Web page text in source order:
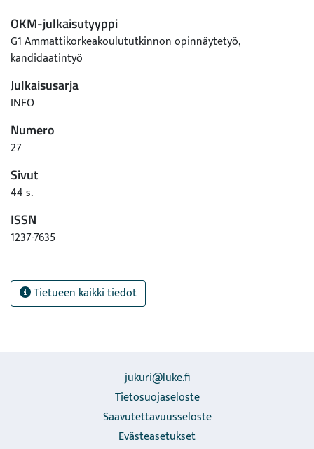
OKM-julkaisutyyppi
G1 Ammattikorkeakoulututkinnon opinnäytetyö,
kandidaatintyö
Julkaisusarja
INFO
Numero
27
Sivut
44 s.
ISSN
1237-7635
Tietueen kaikki tiedot
jukuri@luke.fi
Tietosuojaseloste
Saavutettavuusseloste
Evästeasetukset